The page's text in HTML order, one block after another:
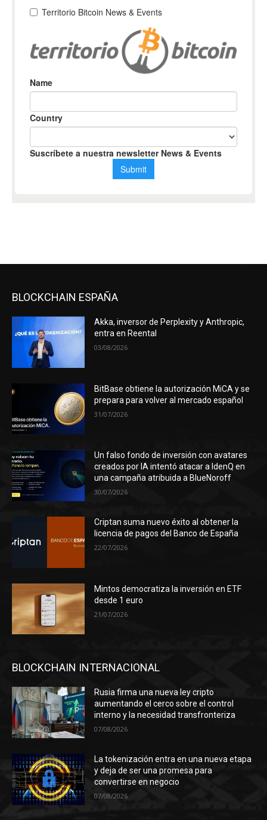
BLOCKCHAIN ESPAÑA
Akka, inversor de Perplexity y Anthropic,
entra en Reental
03/08/2026
BitBase obtiene la autorización MiCA y se
prepara para volver al mercado español
31/07/2026
Un falso fondo de inversión con avatares
creados por IA intentó atacar a IdenQ en
una campaña atribuida a BlueNoroff
30/07/2026
Criptan suma nuevo éxito al obtener la
licencia de pagos del Banco de España
22/07/2026
Mintos democratiza la inversión en ETF
desde 1 euro
21/07/2026
BLOCKCHAIN INTERNACIONAL
Rusia firma una nueva ley cripto
aumentando el cerco sobre el control
interno y la necesidad transfronteriza
07/08/2026
La tokenización entra en una nueva etapa
y deja de ser una promesa para
convertirse en negocio
07/08/2026